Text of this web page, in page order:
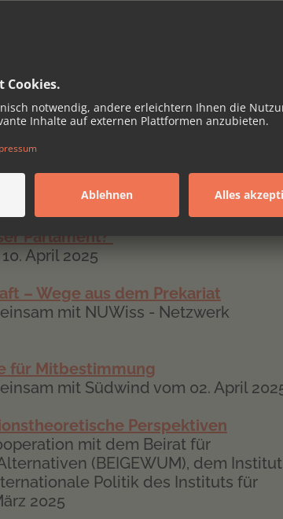
dem Privateigentum?“ und zur
mit dem Beirat für
(BEIGEWUM) und dem
vom 21. Mai 2025
oder Erziehung fürs Kapital?
vom 20. Mai 2025
Mai 2025
Parlament?
April 2025
– Wege aus dem Prekariat
mit NUWiss - Netzwerk
für Mitbestimmung
mit Südwind vom 02. April
Perspektiven
mit dem Beirat für
(BEIGEWUM), dem Institut
Politik des Instituts für
2025